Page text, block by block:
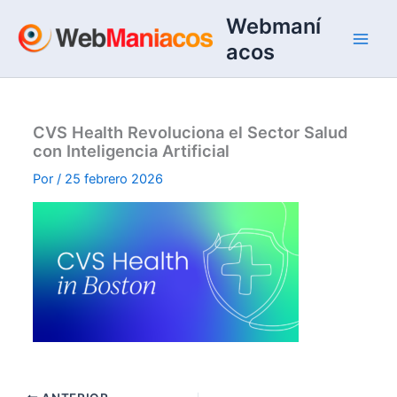
contenido
Webmaní
acos
CVS Health Revoluciona el Sector Salud
con Inteligencia Artificial
Por/ 25 febrero 2026